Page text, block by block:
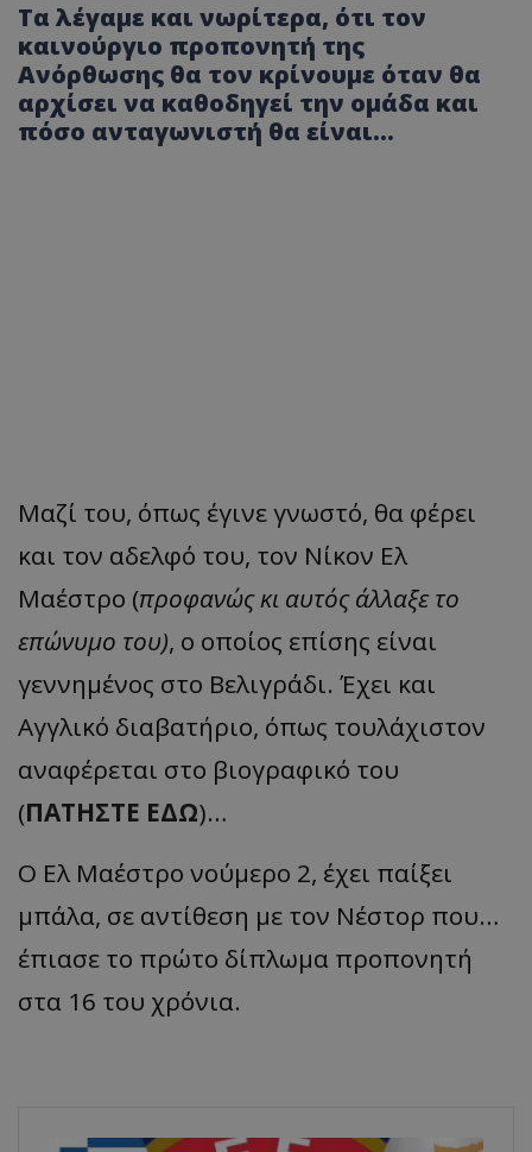
Τα λέγαμε και νωρίτερα, ότι τον
καινούργιο προπονητή της
Ανόρθωσης θα τον κρίνουμε όταν θα
αρχίσει να καθοδηγεί την ομάδα και
πόσο ανταγωνιστή θα είναι…
Μαζί του, όπως έγινε γνωστό, θα φέρει
και τον αδελφό του, τον Νίκον Ελ
Μαέστρο (προφανώς κι αυτός άλλαξε το
επώνυμο του), ο οποίος επίσης είναι
γεννημένος στο Βελιγράδι. Έχει και
Αγγλικό διαβατήριο, όπως τουλάχιστον
αναφέρεται στο βιογραφικό του
(ΠΑΤΗΣΤΕ ΕΔΩ)…
O Ελ Μαέστρο νούμερο 2, έχει παίξει
μπάλα, σε αντίθεση με τον Νέστορ που…
έπιασε το πρώτο δίπλωμα προπονητή
στα 16 του χρόνια.